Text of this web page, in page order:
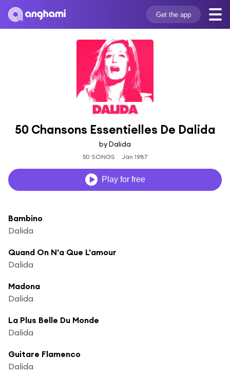
Get the app
50 Chansons Essentielles De Dalida
by Dalida
50 SONGS Jan 1987
Play for free
Bambino
Dalida
Quand On N'a Que L'amour
Dalida
Madona
Dalida
La Plus Belle Du Monde
Dalida
Guitare Flamenco
Dalida